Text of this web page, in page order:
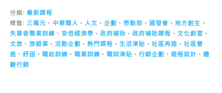
分類: 最新課程
標籤: 三萬元 、 中華職人 、 人文 、 企劃 、 勞動部 、 國發會 、 地方創生 、
失業者職業訓練 、 安倍經濟學 、 政府補助 、 政府補助課程 、 文化創意 、
文旅 、 旅遊業 、 活動企劃 、 熱門課程 、 生活津貼 、 社區再造 、 社區營
造 、 紓困 、 職前訓練 、 職業訓練 、 職訓津貼 、 行銷企劃 、 遊程設計 、 體
驗行銷